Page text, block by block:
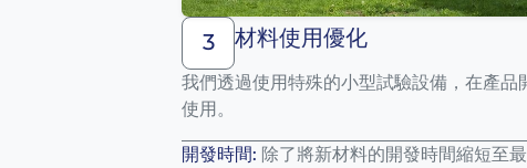
3 材料使用優化
我們透過使用特殊的小型試驗設備，在產品
使用。
開發時間: 除了將新材料的開發時間縮短至